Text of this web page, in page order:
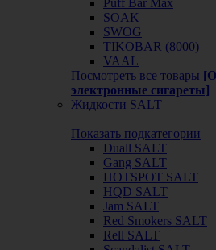
SOAK
SWOG
TIKOBAR (8000)
VAAL
Посмотреть все товары
электронные сигареты]
Жидкости SALT
Показать подкатегории
Duall SALT
Gang SALT
HOTSPOT SALT
HQD SALT
Jam SALT
Red Smokers SALT
Rell SALT